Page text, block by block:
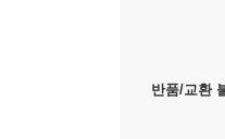
반품/교환